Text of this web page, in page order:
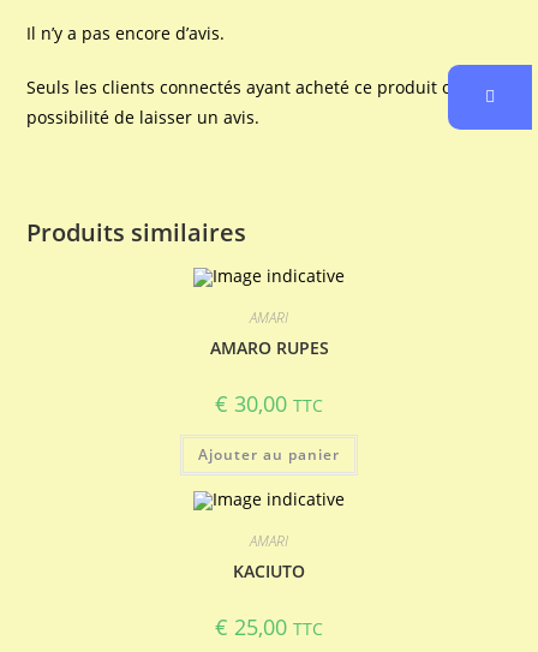
Il n’y a pas encore d’avis.
Seuls les clients connectés ayant acheté ce produit ont la
possibilité de laisser un avis.
Produits similaires
AMARI
AMARO RUPES
€ 30,00 TTC
Ajouter au panier
AMARI
KACIUTO
€ 25,00 TTC